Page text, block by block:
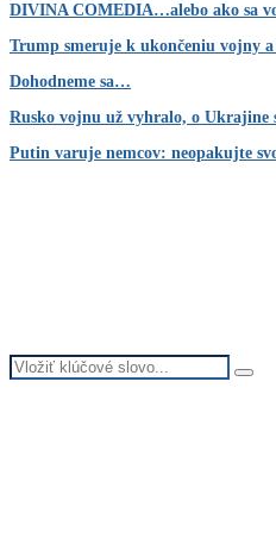
DIVINA COMEDIA…alebo ako sa
Trump smeruje k ukončeniu vojny
Dohodneme sa…
Rusko vojnu už vyhralo, o Ukrajine
Putin varuje nemcov: neopakujte
Search